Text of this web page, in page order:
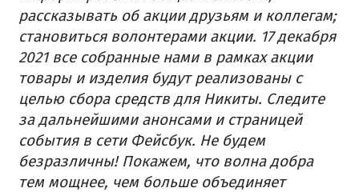
рассказывать об акции друзьям и коллегам;
становиться волонтерами акции. 17 декабря
2021 все собранные нами в рамках акции
товары и изделия будут реализованы с
целью сбора средств для Никиты. Следите
за дальнейшими анонсами и страницей
события в сети Фейсбук. Не будем
безразличны! Покажем, что волна добра
тем мощнее, чем больше объединяет